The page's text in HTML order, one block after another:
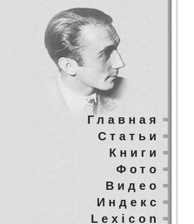
Главная
Статьи
Книги
Фото
Видео
Индекс
Lexicon